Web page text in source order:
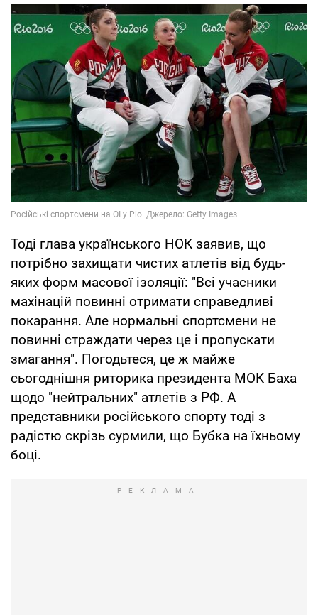
Тоді глава українського НОК заявив, що
потрібно захищати чистих атлетів від будь-
яких форм масової ізоляції: "Всі учасники
махінацій повинні отримати справедливі
покарання. Але нормальні спортсмени не
повинні страждати через це і пропускати
змагання". Погодьтеся, це ж майже
сьогоднішня риторика президента МОК Баха
щодо "нейтральних" атлетів з РФ. А
представники російського спорту тоді з
радістю скрізь сурмили, що Бубка на їхньому
боці.